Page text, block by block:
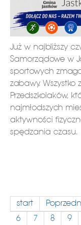
Już w najbliższy
Samorządowe w
sportowych
zabawy.
Przedszkolaków,
najmłodszych
aktywności
spędzania czasu.
start
6
7 8 9